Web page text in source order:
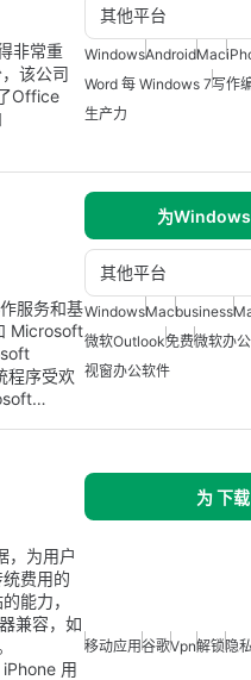
其他平台
非常重
该公司
Office
WindowsAndroidMac
Word 每 Windows 7写作
生产力
为
其他平台
服务和基
Microsoft
程序受欢
WindowsMacbusiness
微软Outlook免费微软办
视窗办公软件
为 下载
，为用户
费用的
能力，
兼容，如
用
移动应用谷歌Vpn解锁隐